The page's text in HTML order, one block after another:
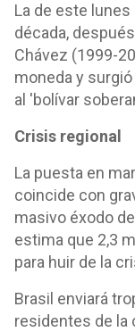
La de este
década,
Chávez (1999-
moneda y
al 'bolívar
Crisis regional
La puesta en
coincide con
masivo éxodo
estima que 2,3
para huir de la
Brasil enviará
residentes de la